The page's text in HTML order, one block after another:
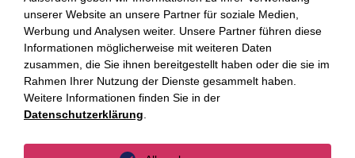
Singapur
Thailand
Ukraine
Vietnam
unserer Website an unsere Partner für soziale Medien,
Werbung und Analysen weiter. Unsere Partner führen diese
Informationen möglicherweise mit weiteren Daten
zusammen, die Sie ihnen bereitgestellt haben oder die sie im
Rahmen Ihrer Nutzung der Dienste gesammelt haben.
Weitere Informationen finden Sie in der
Datenschutzerklärung